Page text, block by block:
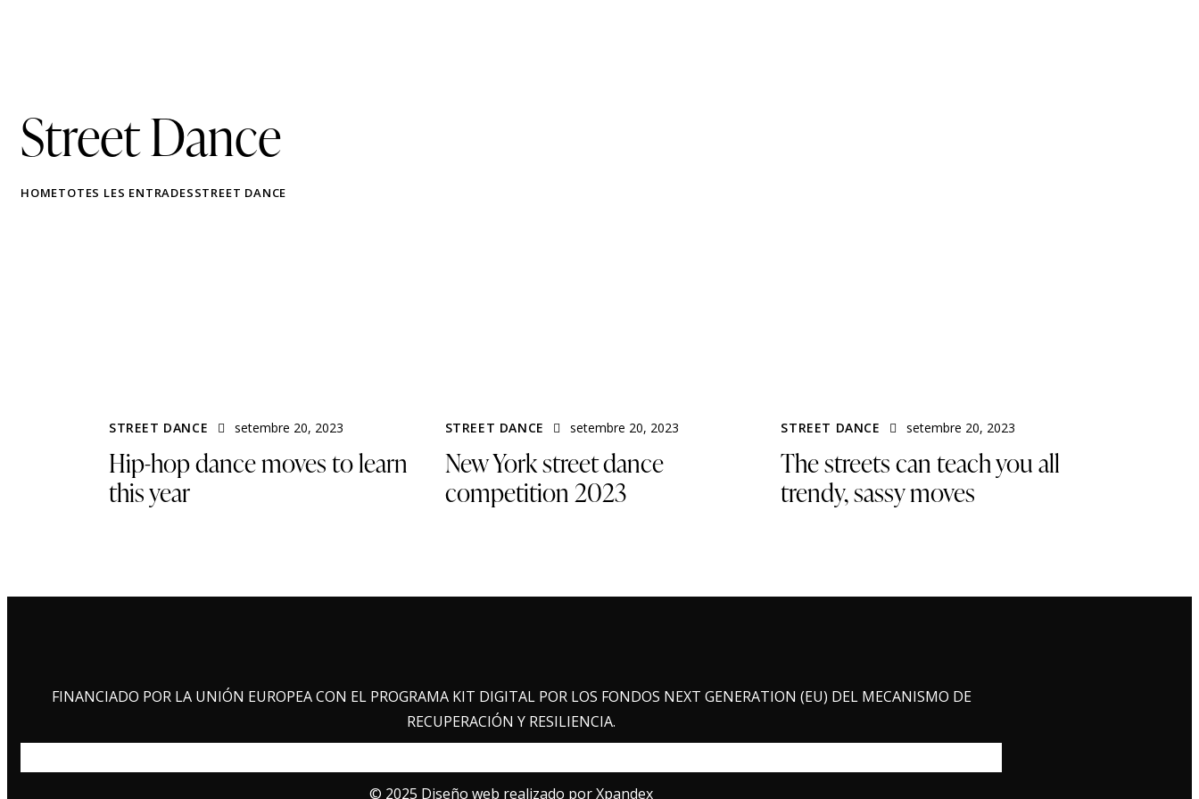
Street Dance
HOMETOTES LES ENTRADESSTREET DANCE
STREET DANCE setembre 20, 2023
Hip-hop dance moves to learn
this year
STREET DANCE setembre 20, 2023
New York street dance
competition 2023
STREET DANCE setembre 20, 2023
The streets can teach you all
trendy, sassy moves
FINANCIADO POR LA UNIÓN EUROPEA CON EL PROGRAMA KIT DIGITAL POR LOS FONDOS NEXT GENERATION (EU) DEL MECANISMO DE
RECUPERACIÓN Y RESILIENCIA.
© 2025 Diseño web realizado porXpandex